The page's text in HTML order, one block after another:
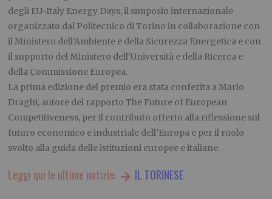
degli EU-Italy Energy Days, il simposio internazionale
organizzato dal Politecnico di Torino in collaborazione con
il Ministero dell’Ambiente e della Sicurezza Energetica e con
il supporto del Ministero dell’Università e della Ricerca e
della Commissione Europea.
La prima edizione del premio era stata conferita a Mario
Draghi, autore del rapporto The Future of European
Competitiveness, per il contributo offerto alla riflessione sul
futuro economico e industriale dell’Europa e per il ruolo
svolto alla guida delle istituzioni europee e italiane.
Leggi qui le ultime notizie: IL TORINESE